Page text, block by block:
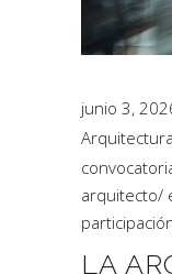
junio 3,
Arquitectura
arquitecto/
LA